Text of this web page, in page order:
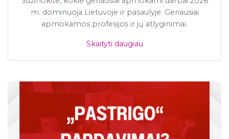
m. dominuoja Lietuvoje ir pasaulyje. Geriausiai
apmokamos profesijos ir jų atlyginimai.
Skaityti daugiau